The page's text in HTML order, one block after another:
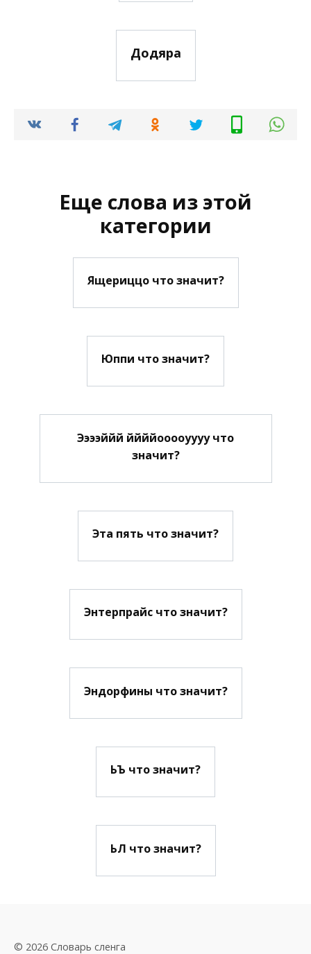
Додяра
Еще слова из этой
категории
Ящериццо что значит?
Юппи что значит?
Ээээййй ййййооооуууу что
значит?
Эта пять что значит?
Энтерпрайс что значит?
Эндорфины что значит?
ЬЪ что значит?
ЬЛ что значит?
© 2026 Словарь сленга